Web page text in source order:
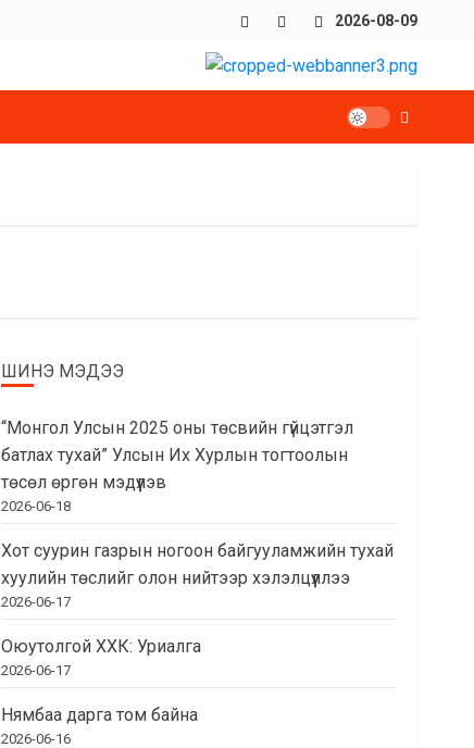
Facebook
x Youtube
2026-08-09
ШИНЭ МЭДЭЭ
“Монгол Улсын 2025 оны төсвийн гүйцэтгэл
батлах тухай” Улсын Их Хурлын тогтоолын
төсөл өргөн мэдүүлэв
2026-06-18
Хот суурин газрын ногоон байгууламжийн тухай
хуулийн төслийг олон нийтээр хэлэлцүүллээ
2026-06-17
Оюутолгой ХХК: Уриалга
2026-06-17
Нямбаа дарга том байна
2026-06-16